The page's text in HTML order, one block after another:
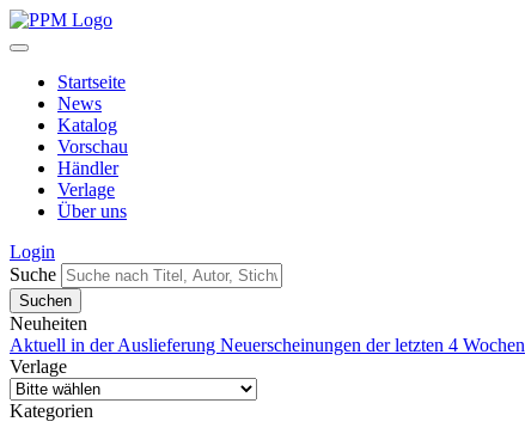
Startseite
News
Katalog
Vorschau
Händler
Verlage
Über uns
Login
Suche
Neuheiten
Aktuell in der Auslieferung Neuerscheinungen der letzten 4 Wochen
Verlage
Kategorien